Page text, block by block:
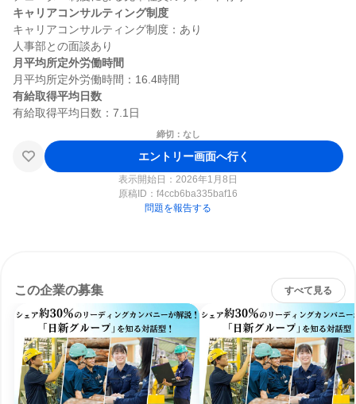
キャリアコンサルティング制度
キャリアコンサルティング制度：あり
月平均所定外労働時間
有給取得平均日数
締切：なし
エントリー画面へ行く
表示開始日：2026年1月8日
原稿ID： f4ccb6ba335baf16
問題を報告する
この企業の募集 すべて見る